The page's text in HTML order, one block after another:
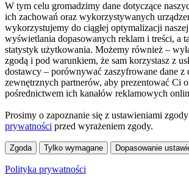
W tym celu gromadzimy dane dotyczące
ich zachowań oraz wykorzystywanych
wykorzystujemy do ciągłej optymalizacji
wyświetlania dopasowanych reklam i treści, a
statystyk użytkowania. Możemy również –
zgodą i pod warunkiem, że sam korzystasz z
dostawcy – porównywać zaszyfrowane dane z
zewnętrznych partnerów, aby prezentować Ci
pośrednictwem ich kanałów reklamowych
Prosimy o zapoznanie się z ustawieniami
prywatności przed wyrażeniem zgody.
Zgoda Tylko wymagane Dopasowanie
Polityka prywatności